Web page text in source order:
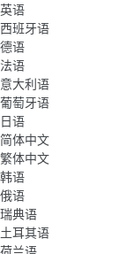
英语
西班牙语
德语
法语
意大利语
葡萄牙语
日语
简体中文
繁体中文
韩语
俄语
瑞典语
土耳其语